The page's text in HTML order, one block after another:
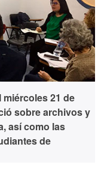
21 de
sobre archivos y
así como las
de